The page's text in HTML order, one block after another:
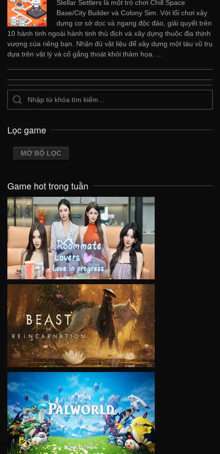
Stellar Settlers là một trò chơi Chill Space
Base/City Builder và Colony Sim. Với lối chơi xây
dựng cơ sở dọc và ngang độc đáo, giải quyết trên
10 hành tinh ngoài hành tinh thù địch và xây dựng thuộc địa thịnh
vượng của riêng bạn. Nhận đủ vật liệu để xây dựng một tàu vũ trụ
dựa trên vật lý và cố gắng thoát khỏi thảm họa. ...
Lọc game
MỞ BỘ LỌC
Game hot trong tuần
VIEW
VIEW
VIEW